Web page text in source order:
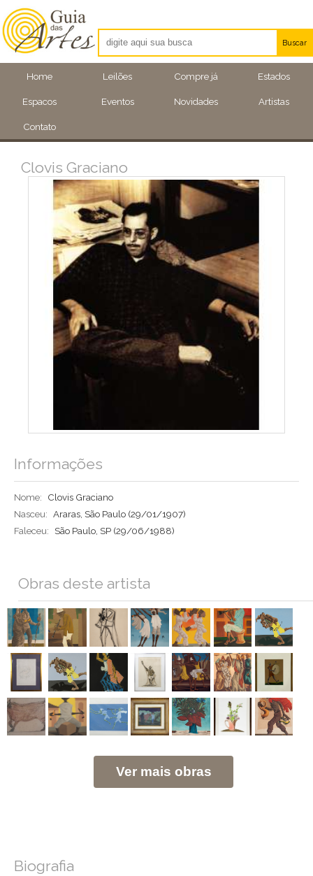
Home Leilões Compre já Estados
Espacos Eventos Novidades Artistas
Contato
Buscar
Artistas
Eventos
Clovis Graciano
Informações
Nome:
Clovis Graciano
Nasceu: Araras, São Paulo (29/01/1907)
Faleceu:
São Paulo, SP (29/06/1988)
Obras deste artista
Ver mais obras
Biografia